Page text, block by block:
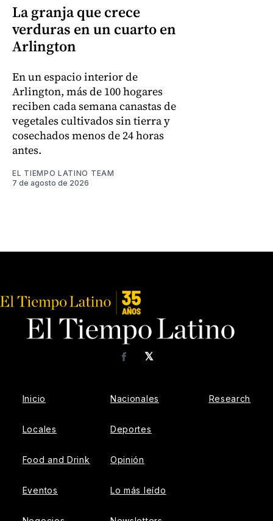
La granja que crece
verduras en un cuarto en
Arlington
En un espacio interior de
Arlington, más de 100 hogares
reciben cada semana canastas de
vegetales cultivados sin tierra y
cosechados menos de 24 horas
antes.
EL TIEMPO LATINO TEAM
7 de agosto de 2026
𝕏
Facebook
Inicio
Locales
Food and Drink
Eventos
Nacionales
Deportes
Opinión
Lo más leído
Research